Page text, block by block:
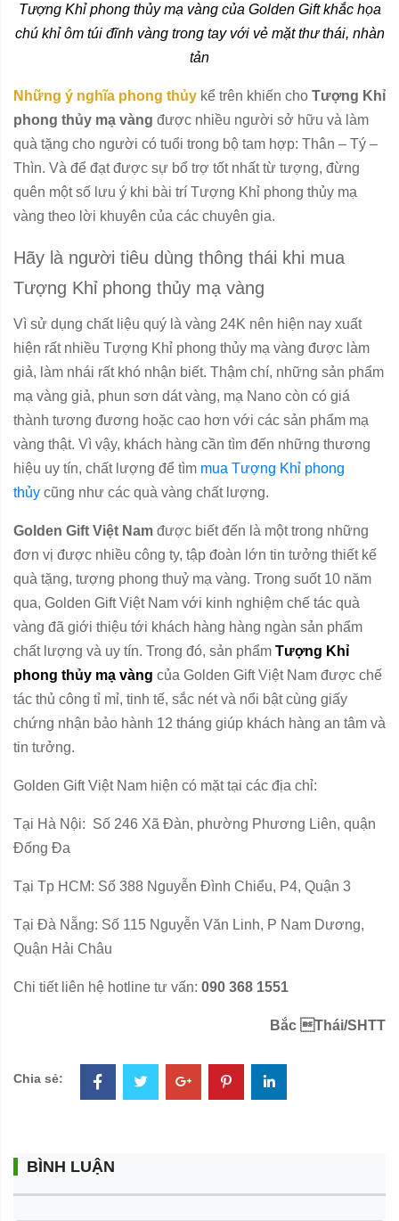
Tượng Khỉ phong thủy mạ vàng của Golden Gift khắc họa
chú khỉ ôm túi đĩnh vàng trong tay với vẻ mặt thư thái, nhàn
tản
Những ý nghĩa phong thủy kể trên khiến cho Tượng Khỉ
phong thủy mạ vàng được nhiều người sở hữu và làm
quà tặng cho người có tuổi trong bộ tam hợp: Thân – Tý –
Thìn. Và để đạt được sự bổ trợ tốt nhất từ tượng, đừng
quên một số lưu ý khi bài trí Tượng Khỉ phong thủy mạ
vàng theo lời khuyên của các chuyên gia.
Hãy là người tiêu dùng thông thái khi mua
Tượng Khỉ phong thủy mạ vàng
Vì sử dụng chất liệu quý là vàng 24K nên hiện nay xuất
hiện rất nhiều Tượng Khỉ phong thủy mạ vàng được làm
giả, làm nhái rất khó nhận biết. Thậm chí, những sản phẩm
mạ vàng giả, phun sơn dát vàng, mạ Nano còn có giá
thành tương đương hoặc cao hơn với các sản phẩm mạ
vàng thật. Vì vậy, khách hàng cần tìm đến những thương
hiệu uy tín, chất lượng để tìm mua Tượng Khỉ phong
thủy cũng như các quà vàng chất lượng.
Golden Gift Việt Nam được biết đến là một trong những
đơn vị được nhiều công ty, tập đoàn lớn tin tưởng thiết kế
quà tặng, tượng phong thuỷ mạ vàng. Trong suốt 10 năm
qua, Golden Gift Việt Nam với kinh nghiệm chế tác quà
vàng đã giới thiệu tới khách hàng hàng ngàn sản phẩm
chất lượng và uy tín. Trong đó, sản phẩm Tượng Khỉ
phong thủy mạ vàng của Golden Gift Việt Nam được chế
tác thủ công tỉ mỉ, tinh tế, sắc nét và nổi bật cùng giấy
chứng nhận bảo hành 12 tháng giúp khách hàng an tâm và
tin tưởng.
Golden Gift Việt Nam hiện có mặt tại các địa chỉ:
Tại Hà Nội: Số 246 Xã Đàn, phường Phương Liên, quận
Đống Đa
Tại Tp HCM: Số 388 Nguyễn Đình Chiểu, P4, Quận 3
Tại Đà Nẵng: Số 115 Nguyễn Văn Linh, P Nam Dương,
Quận Hải Châu
Chi tiết liên hệ hotline tư vấn: 090 368 1551
Bắc Thái/SHTT
Chia sẻ:
BÌNH LUẬN